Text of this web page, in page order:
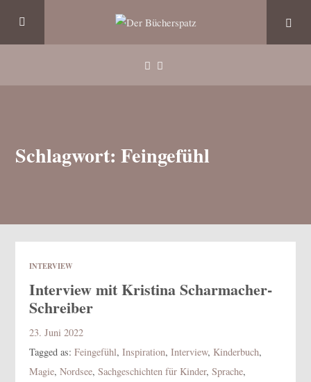
Schlagwort: Feingefühl
INTERVIEW
Interview mit Kristina Scharmacher-
Schreiber
23. Juni 2022
Tagged as:Feingefühl,Inspiration,Interview, Kinderbuch,
Magie,Nordsee,Sachgeschichten für Kinder,Sprache,